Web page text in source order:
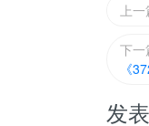
上
下一
《
发